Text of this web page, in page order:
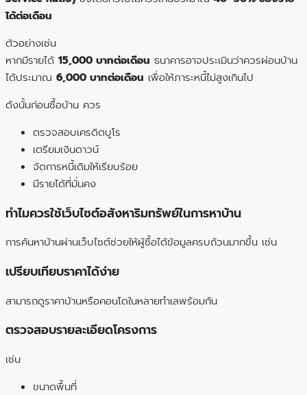
ได้ต่อเดือน
ตัวอย่างเช่น
หากมีรายได้ 15,000 บาทต่อเดือน ธนาคารอาจประเมินว่าควรผ่อนบ้าน
ได้ประมาณ 6,000 บาทต่อเดือน เพื่อให้ภาระหนี้ไม่สูงเกินไป
ดังนั้นก่อนซื้อบ้าน ควร
ตรวจสอบเครดิตบูโร
เตรียมเงินดาวน์
จัดการหนี้เดิมให้เรียบร้อย
มีรายได้ที่มั่นคง
ทำไมควรใช้เว็บไซต์อสังหาริมทรัพย์ในการหาบ้าน
การค้นหาบ้านผ่านเว็บไซต์ช่วยให้ผู้ซื้อได้ข้อมูลครบถ้วนมากขึ้น เช่น
เปรียบเทียบราคาได้ง่าย
สามารถดูราคาบ้านหรือคอนโดในหลายทำเลพร้อมกัน
ตรวจสอบรายละเอียดโครงการ
เช่น
ขนาดพื้นที่